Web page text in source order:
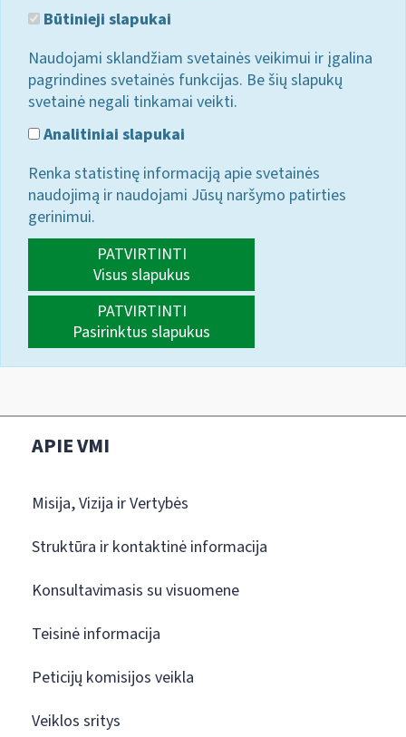
Būtinieji slapukai
Naudojami sklandžiam svetainės veikimui ir įgalina
pagrindines svetainės funkcijas. Be šių slapukų
svetainė negali tinkamai veikti.
Analitiniai slapukai
Renka statistinę informaciją apie svetainės
naudojimą ir naudojami Jūsų naršymo patirties
gerinimui.
PATVIRTINTI
Visus slapukus
PATVIRTINTI
Pasirinktus slapukus
APIE VMI
Misija, Vizija ir Vertybės
Struktūra ir kontaktinė informacija
Konsultavimasis su visuomene
Teisinė informacija
Peticijų komisijos veikla
Veiklos sritys